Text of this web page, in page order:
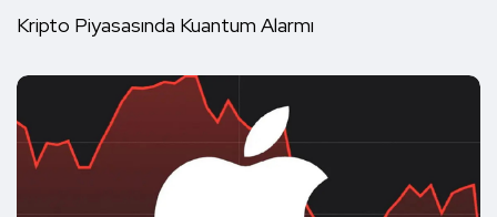
Kripto Piyasasında Kuantum Alarmı